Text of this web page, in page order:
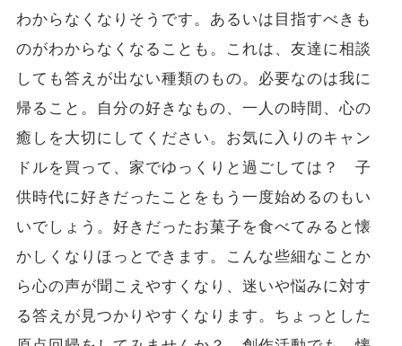
わからなくなりそうです。あるいは目指すべきも
のがわからなくなることも。これは、友達に相談
しても答えが出ない種類のもの。必要なのは我に
帰ること。自分の好きなもの、一人の時間、心の
癒しを大切にしてください。お気に入りのキャン
ドルを買って、家でゆっくりと過ごしては？ 子
供時代に好きだったことをもう一度始めるのもい
いでしょう。好きだったお菓子を食べてみると懐
かしくなりほっとできます。こんな些細なことか
ら心の声が聞こえやすくなり、迷いや悩みに対す
る答えが見つかりやすくなります。ちょっとした